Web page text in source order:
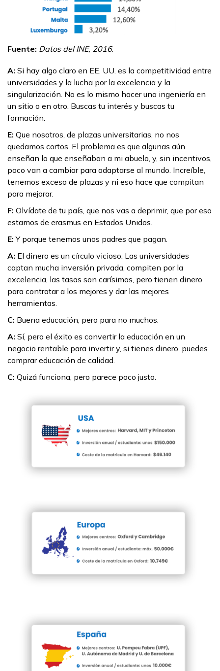
Fuente: Datos del INE, 2016.
A: Si hay algo claro en EE. UU. es la competitividad entre
universidades y la lucha por la excelencia y la
singularización. No es lo mismo hacer una ingeniería en
un sitio o en otro. Buscas tu interés y buscas tu
formación.
E: Que nosotros, de plazas universitarias, no nos
quedamos cortos. El problema es que algunas aún
enseñan lo que enseñaban a mi abuelo, y, sin incentivos,
poco van a cambiar para adaptarse al mundo. Increíble,
tenemos exceso de plazas y ni eso hace que compitan
para mejorar.
F: Olvídate de tu país, que nos vas a deprimir, que por eso
estamos de erasmus en Estados Unidos.
E:Y porque tenemos unos padres que pagan.
A: El dinero es un círculo vicioso. Las universidades
captan mucha inversión privada, compiten por la
excelencia, las tasas son carísimas, pero tienen dinero
para contratar a los mejores y dar las mejores
herramientas.
C: Buena educación, pero para no muchos.
A: Sí, pero el éxito es convertir la educación en un
negocio rentable para invertir y, si tienes dinero, puedes
comprar educación de calidad.
C: Quizá funciona, pero parece poco justo.